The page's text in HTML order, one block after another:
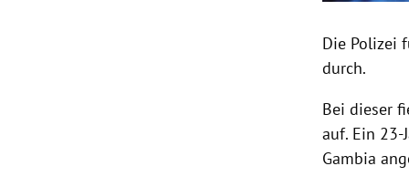
Die Polizei
durch.
Bei dieser
auf. Ein
Gambia